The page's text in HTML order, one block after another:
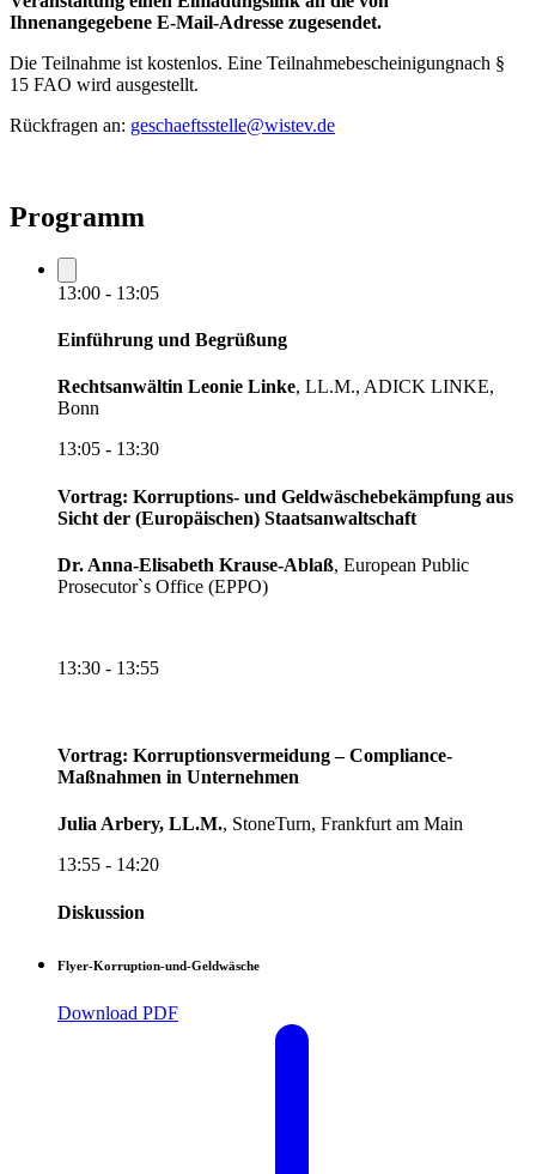
Ihnenangegebene E-Mail-Adresse zugesendet.
Die Teilnahme ist kostenlos. Eine Teilnahmebescheinigungnach §
15 FAO wird ausgestellt.
Rückfragen an: geschaeftsstelle@wistev.de
Programm
13:00 - 13:05
Einführung und Begrüßung
Rechtsanwältin Leonie Linke, LL.M., ADICK LINKE,
Bonn
13:05 - 13:30
Vortrag: Korruptions- und Geldwäschebekämpfung aus
Sicht der (Europäischen) Staatsanwaltschaft
Dr. Anna-Elisabeth Krause-Ablaß, European Public
Prosecutor`s Office (EPPO)
13:30 - 13:55
Vortrag: Korruptionsvermeidung – Compliance-
Maßnahmen in Unternehmen
Julia Arbery, LL.M., StoneTurn, Frankfurt am Main
13:55 - 14:20
Diskussion
Flyer-Korruption-und-Geldwäsche
Download PDF